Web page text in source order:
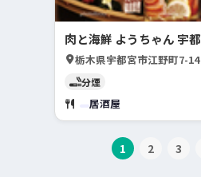
肉と海鮮 ようちゃん 宇
栃木県宇都宮市江野町7-
分煙
居酒屋
1 2 3